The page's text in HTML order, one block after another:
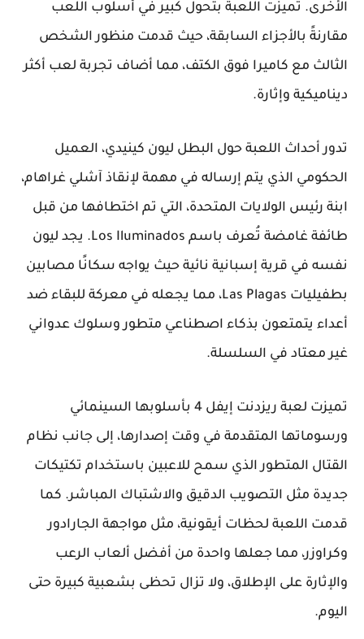
الأخرى. تميزت اللعبة بتحول كبير في أسلوب اللعب
مقارنةً بالأجزاء السابقة، حيث قدمت منظور الشخص
الثالث مع كاميرا فوق الكتف، مما أضاف تجربة لعب أكثر
ديناميكية وإثارة.
تدور أحداث اللعبة حول البطل ليون كينيدي، العميل
الحكومي الذي يتم إرساله في مهمة لإنقاذ آشلي غراهام،
ابنة رئيس الولايات المتحدة، التي تم اختطافها من قبل
طائفة غامضة تُعرف باسم Los Iluminados. يجد ليون
نفسه في قرية إسبانية نائية حيث يواجه سكانًا مصابين
بطفيليات Las Plagas، مما يجعله في معركة للبقاء ضد
أعداء يتمتعون بذكاء اصطناعي متطور وسلوك عدواني
غير معتاد في السلسلة.
تميزت لعبة ريزدنت إيفل 4 بأسلوبها السينمائي
ورسوماتها المتقدمة في وقت إصدارها، إلى جانب نظام
القتال المتطور الذي سمح للاعبين باستخدام تكتيكات
جديدة مثل التصويب الدقيق والاشتباك المباشر. كما
قدمت اللعبة لحظات أيقونية، مثل مواجهة الجارادور
وكراوزر، مما جعلها واحدة من أفضل ألعاب الرعب
والإثارة على الإطلاق، ولا تزال تحظى بشعبية كبيرة حتى
اليوم.